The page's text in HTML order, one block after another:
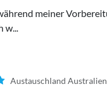
meiner
w...
Austauschland Australien